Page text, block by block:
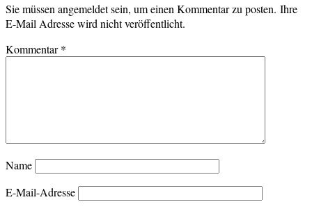
Sie müssen angemeldet sein, um einen Kommentar zu posten. Ihre
E-Mail Adresse wird nicht veröffentlicht.
Kommentar*
Name
E-Mail-Adresse